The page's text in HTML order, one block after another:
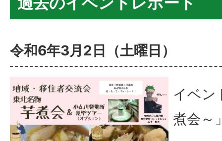
令和6年3月2日（土曜日）
イベン
煮会～